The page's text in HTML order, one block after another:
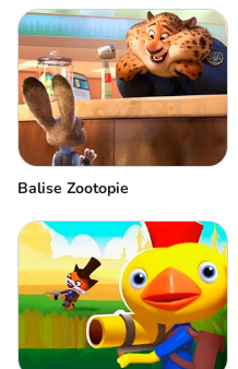
Balise Zootopie